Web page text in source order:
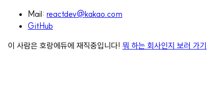
Mail: reactdev@kakao.com
GitHub
이 사람은 호랑에듀에 재직중입니다! 뭐 하는 회사인지 보러 가기